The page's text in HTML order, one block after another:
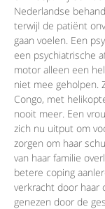
Nederlandse
terwijl de patiënt
gaan voelen. Een
een psychiatrische
motor alleen een
niet mee geholpen.
Congo, met
nooit meer. Een
zich nu uitput om
zorgen om haar
van haar familie
betere coping
verkracht door haar
genezen door de